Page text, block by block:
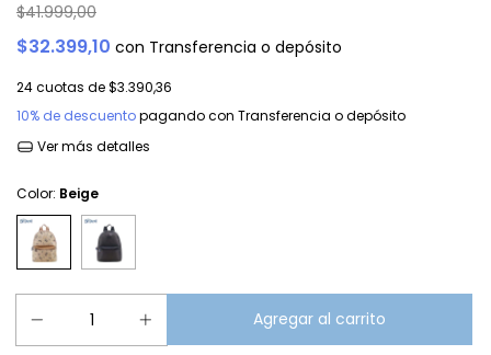
$41.999,00
$32.399,10 con Transferencia o depósito
24cuotas de$3.390,36
10% de descuentopagando con Transferencia o depósito
Ver más detalles
Color: Beige